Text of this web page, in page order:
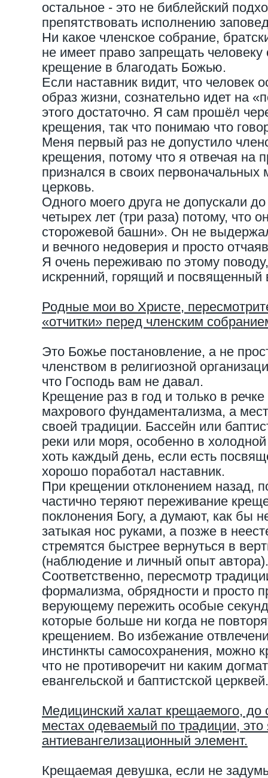
остальное - это не библейский
препятствовать исполнению
Ни какое членское собрание,
не имеет право запрещать
крещение в благодать Божью.
Если наставник видит, что человек
образ жизни, сознательно идет на
этого достаточно. Я сам прошёл
крещения, так что понимаю что
Меня первый раз не допустило
крещения, потому что я отвечая на
признался в своих первоначальных
церковь.
Одного моего друга не допускали
четырех лет (три раза) потому, что
сторожевой башни». Он не
и вечного недоверия и просто
Я очень переживаю по этому
искренний, горящий и
Родные мои во Христе,
«отчитки» перед членским
Это Божье постановление, а не
членством в религиозной
что Господь вам не давал.
Крещение раз в год и только в речке
махрового фундаментализма, а
своей традиции. Бассейн или
реки или моря, особенно в
хоть каждый день, если есть
хорошо поработал наставник.
При крещении отклонением назад,
частично теряют переживание
поклонения Богу, а думают, как бы
затыкая нос руками, а позже в
стремятся быстрее вернуться в
(наблюдение и личный опыт автора).
Соответственно, пересмотр
формализма, обрядности и просто
верующему пережить особые
которые больше ни когда не
крещением. Во избежание
инстинкты самосохранения, можно
что не противоречит ни каким
евангельской и баптистской церквей.
Медицинский халат крещаемого, до
местах одеваемый по традиции,
антиевангелизационный элемент.
Крещаемая девушка, если не